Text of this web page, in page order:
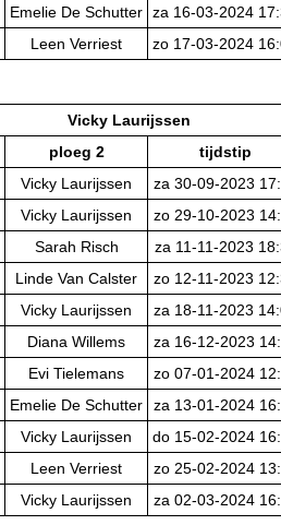
Emelie De Schutter za 16-03-2024
Leen Verriest zo 17-03-2024
Vicky Laurijssen
ploeg 2
tijdstip
Vicky Laurijssen
za 30-09-2023
Vicky Laurijssen
zo 29-10-2023
Sarah Risch
za 11-11-2023
Linde Van Calster
zo 12-11-2023
Vicky Laurijssen
za 18-11-2023
Diana Willems
za 16-12-2023
Evi Tielemans
zo 07-01-2024
Emelie De Schutter
za 13-01-2024
Vicky Laurijssen
do 15-02-2024
Leen Verriest
zo 25-02-2024
Vicky Laurijssen za 02-03-2024